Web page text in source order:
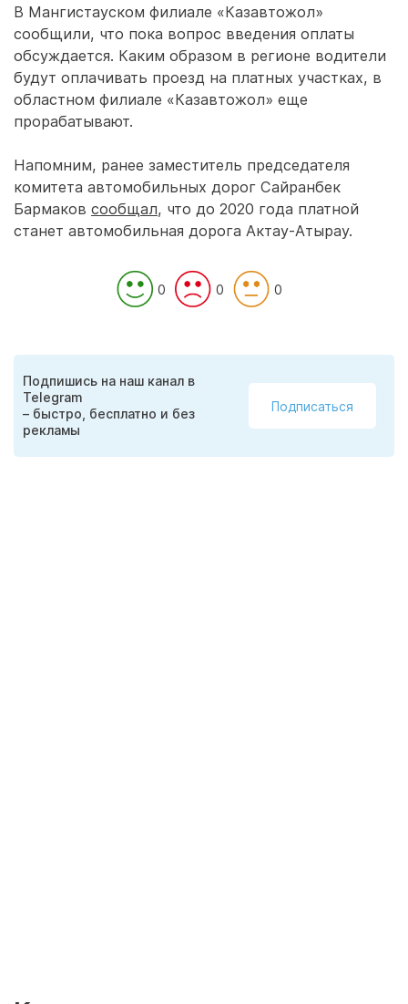
В Мангистауском филиале «Казавтожол»
сообщили, что пока вопрос введения оплаты
обсуждается. Каким образом в регионе водители
будут оплачивать проезд на платных участках, в
областном филиале «Казавтожол» еще
прорабатывают.
Напомним, ранее заместитель председателя
комитета автомобильных дорог Сайранбек
Бармаков сообщал, что до 2020 года платной
станет автомобильная дорога Актау-Атырау.
0 0 0
Подпишись на наш канал в
Telegram
– быстро, бесплатно и без
рекламы
Подписаться